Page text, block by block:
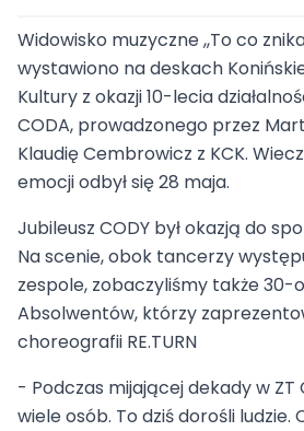
Co skrywa w
noc? Jubileusz
Tańca CODA
Widowisko muzyczne ,,To co
wystawiono na deskach
Kultury z okazji 10-lecia
CODA, prowadzonego przez
Klaudię Cembrowicz z KCK.
emocji odbył się 28 maja.
Jubileusz CODY był okazją do
Na scenie, obok tancerzy
zespole, zobaczyliśmy także
Absolwentów, którzy
choreografii RE.TURN
- Podczas mijającej dekady w ZT
wiele osób. To dziś dorośli ludzie.